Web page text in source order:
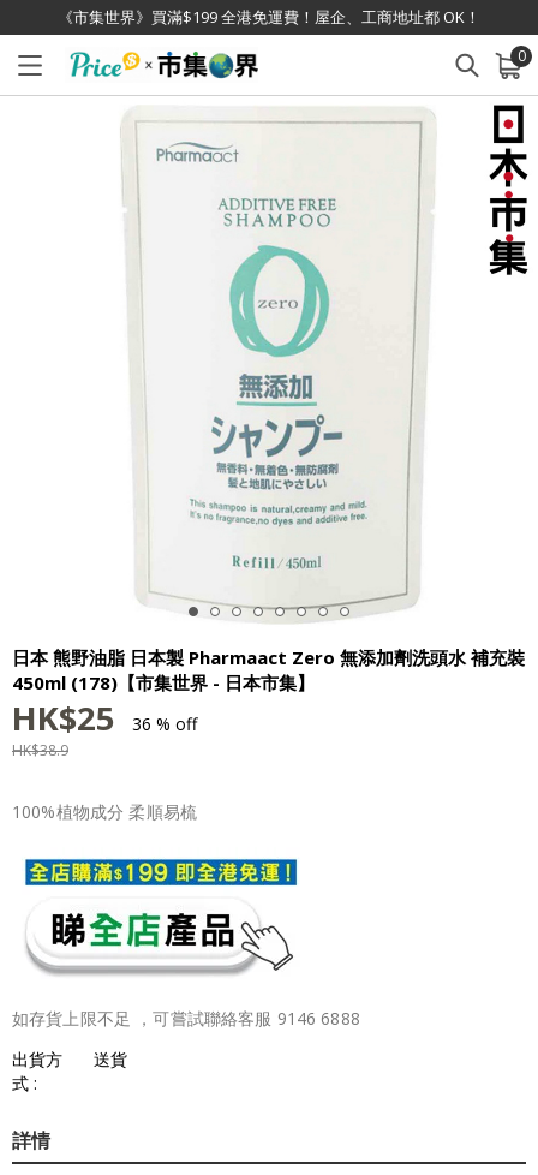
《市集世界》買滿$199 全港免運費！屋企、工商地址都 OK！
0
已加入購物車 查看
日本 熊野油脂 日本製 Pharmaact Zero 無添加劑洗頭水 補充裝
450ml (178)【市集世界 - 日本市集】
HK$25 36 % off
HK$38.9
100%植物成分 柔順易梳
如存貨上限不足 ，可嘗試聯絡客服 9146 6888
出貨方
式 :
送貨
詳情